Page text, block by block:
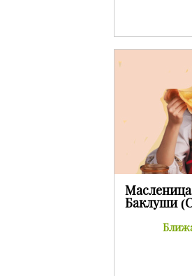
Баклуши